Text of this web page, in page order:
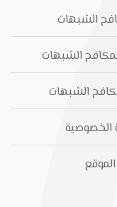
الشبهات
الشبهات
الشبهات